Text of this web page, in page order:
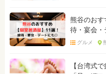
熊谷のお
待・宴会
グルメ
【台湾式